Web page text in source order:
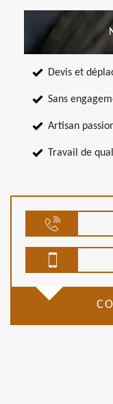
Devis et
Sans
Artisan
Travail de